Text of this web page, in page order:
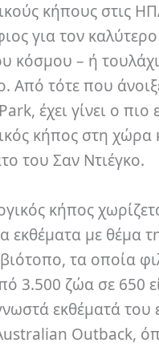
κήπους στις
για τον
κόσμου – ή
Από τότε που
έχει γίνει ο πιο
κήπος στη χώρα
του Σαν Ντιέγκο.
κήπος
εκθέματα με θέμα
τα οποία
3.500 ζώα σε 650
εκθέματά του
Outback,